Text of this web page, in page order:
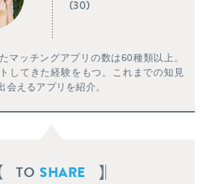
(30)
マッチングアプリの数は60種類以上。
してきた経験をもつ。これまでの知見
会えるアプリを紹介。
TO SHARE